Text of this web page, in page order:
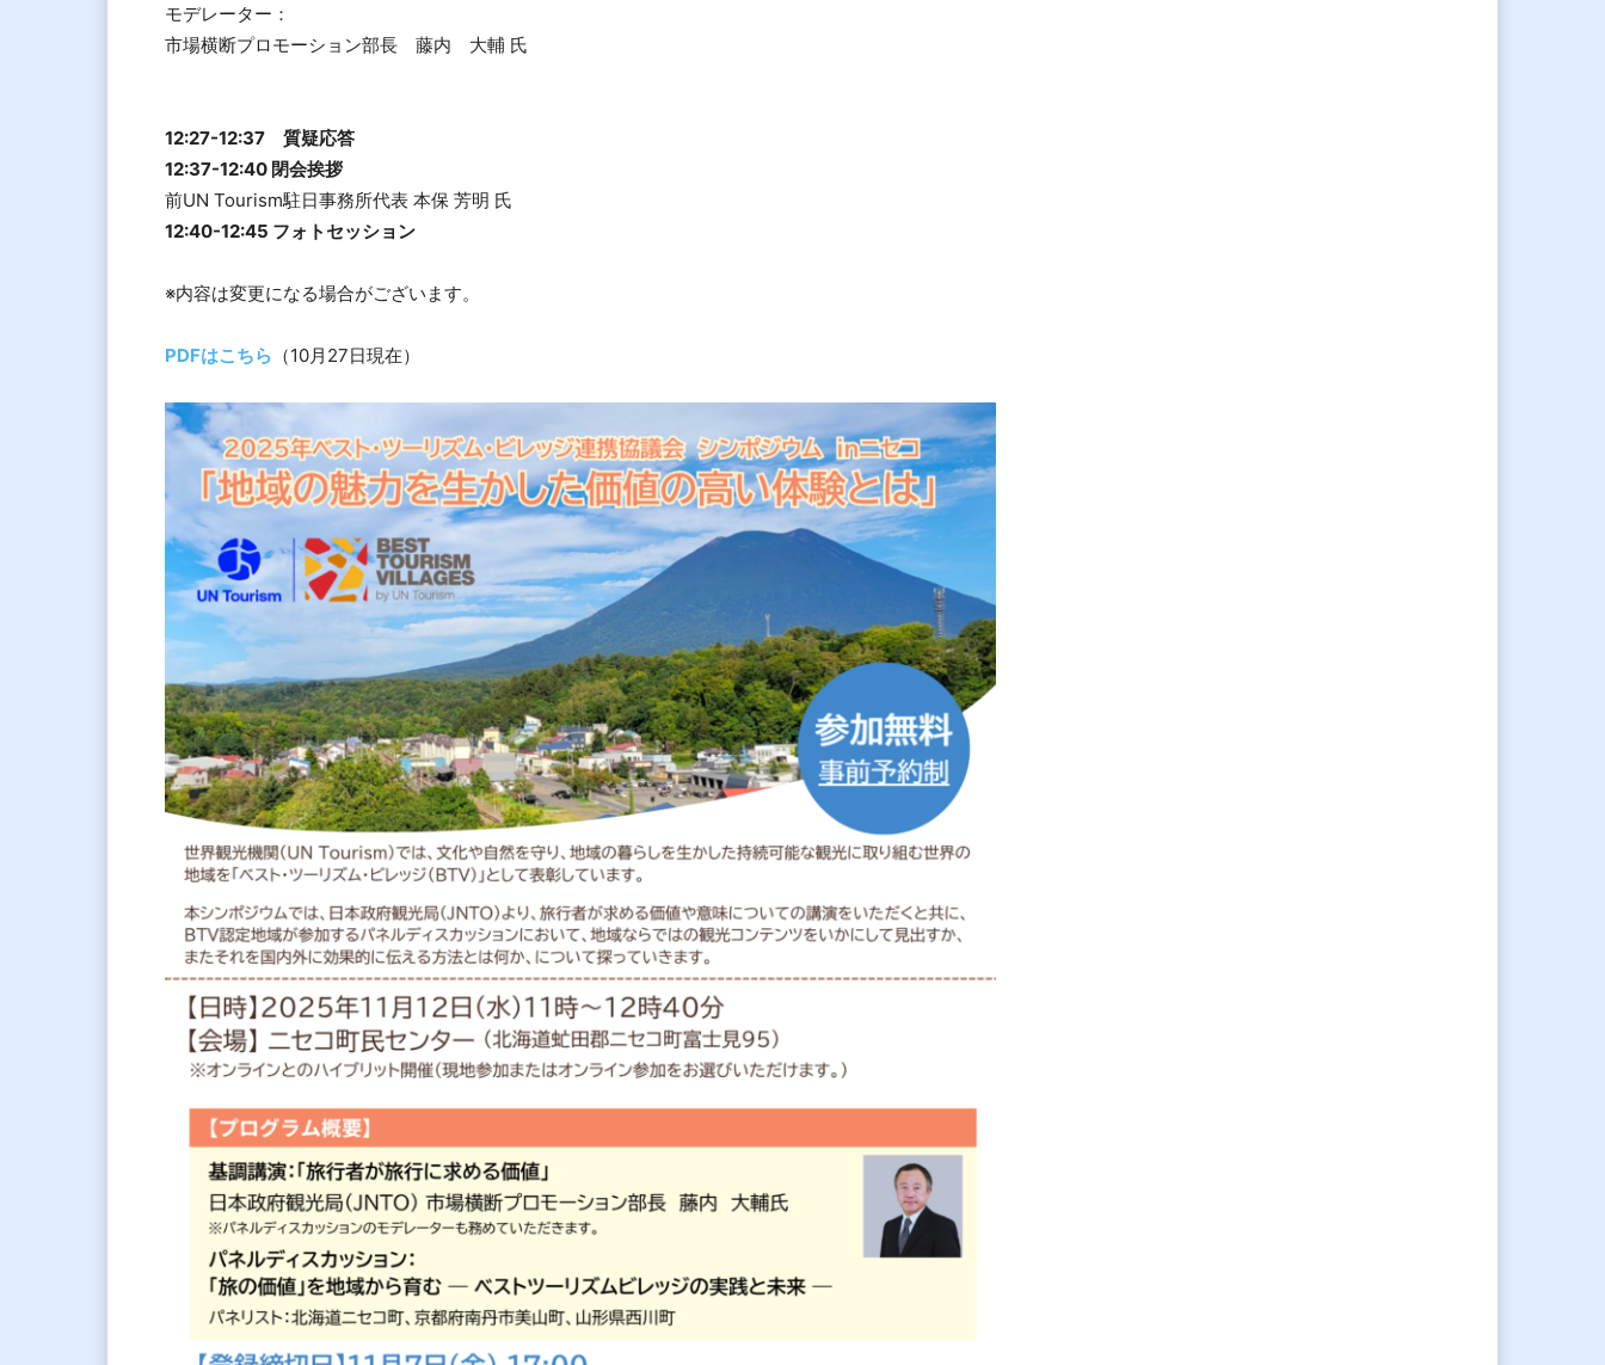
モデレーター：
市場横断プロモーション部長 藤内 大輔 氏
12:27-12:37 質疑応答
12:37-12:40 閉会挨拶
前UN Tourism駐日事務所代表 本保 芳明 氏
12:40-12:45 フォトセッション
※内容は変更になる場合がございます。
PDFはこちら （10月27日現在）